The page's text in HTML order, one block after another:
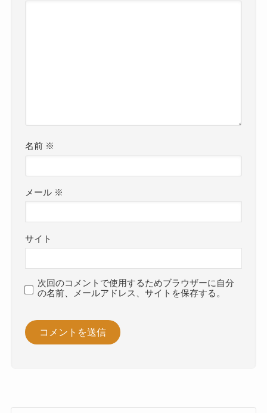
名前 ※
メール ※
サイト
次回のコメントで使用するためブラウザーに自分
の名前、メールアドレス、サイトを保存する。